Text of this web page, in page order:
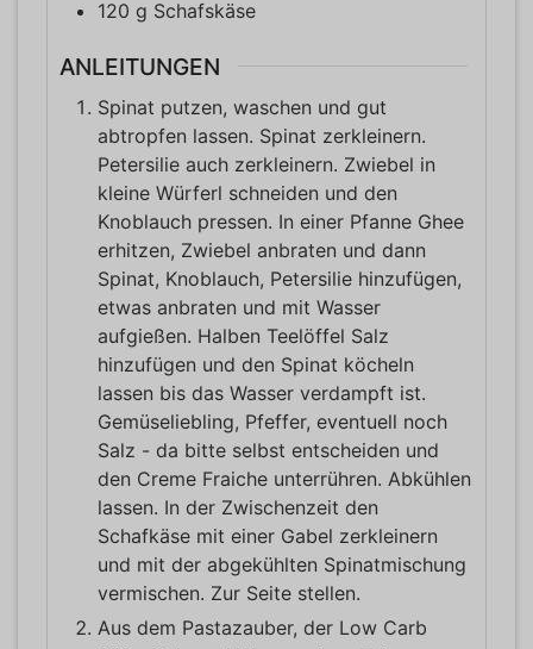
120 g Schafskäse
ANLEITUNGEN
Spinat putzen, waschen und gut
abtropfen lassen. Spinat zerkleinern.
Petersilie auch zerkleinern. Zwiebel in
kleine Würferl schneiden und den
Knoblauch pressen. In einer Pfanne Ghee
erhitzen, Zwiebel anbraten und dann
Spinat, Knoblauch, Petersilie hinzufügen,
etwas anbraten und mit Wasser
aufgießen. Halben Teelöffel Salz
hinzufügen und den Spinat köcheln
lassen bis das Wasser verdampft ist.
Gemüseliebling, Pfeffer, eventuell noch
Salz - da bitte selbst entscheiden und
den Creme Fraiche unterrühren. Abkühlen
lassen. In der Zwischenzeit den
Schafkäse mit einer Gabel zerkleinern
und mit der abgekühlten Spinatmischung
vermischen. Zur Seite stellen.
Aus dem Pastazauber, der Low Carb